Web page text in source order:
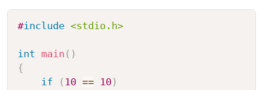
#include <stdio.h>
int main ( )
{
if
( 10 == 10)